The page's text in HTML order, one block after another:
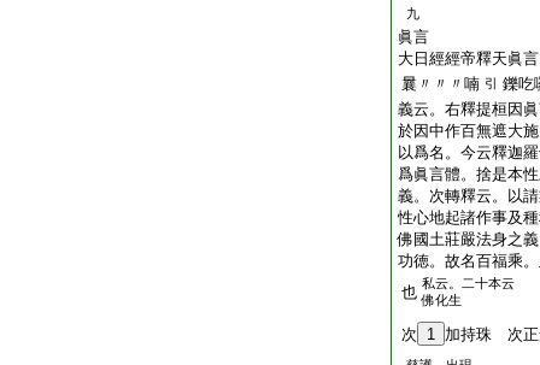
九
眞言
大日經經帝釋天眞
曩〃〃〃喃 引 鑠吃
義云。右釋提桓因
於因中作百無遮大
以爲名。今云釋迦
爲眞言體。捨是本
義。次轉釋云。以
性心地起諸作事及
佛國土莊嚴法身之
功徳。故名百福乘
也 私云。二十本云
佛化生
次 1 加持珠 次正